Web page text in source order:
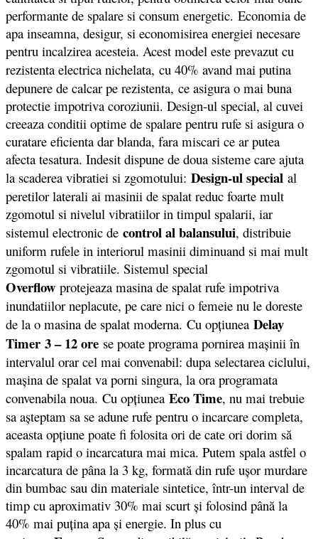
performante de spalare si consum energetic. Economia de
apa inseamna, desigur, si economisirea energiei necesare
pentru incalzirea acesteia. Acest model este prevazut cu
rezistenta electrica nichelata, cu 40% avand mai putina
depunere de calcar pe rezistenta, ce asigura o mai buna
protectie impotriva coroziunii. Design-ul special, al cuvei
creeaza conditii optime de spalare pentru rufe si asigura o
curatare eficienta dar blanda, fara miscari ce ar putea
afecta tesatura. Indesit dispune de doua sisteme care ajuta
la scaderea vibratiei si zgomotului: Design-ul special al
peretilor laterali ai masinii de spalat reduc foarte mult
zgomotul si nivelul vibratiilor in timpul spalarii, iar
sistemul electronic de control al balansului, distribuie
uniform rufele in interiorul masinii diminuand si mai mult
zgomotul si vibratiile. Sistemul special
Overflow protejeaza masina de spalat rufe impotriva
inundatiilor neplacute, pe care nici o femeie nu le doreste
de la o masina de spalat moderna. Cu opţiunea Delay
Timer 3 – 12 ore se poate programa pornirea maşinii în
intervalul orar cel mai convenabil: dupa selectarea ciclului,
maşina de spalat va porni singura, la ora programata
convenabila noua. Cu opţiunea Eco Time, nu mai trebuie
sa aşteptam sa se adune rufe pentru o incarcare completa,
aceasta opţiune poate fi folosita ori de cate ori dorim să
spalam rapid o incarcatura mai mica. Putem spala astfel o
incarcatura de pâna la 3 kg, formată din rufe uşor murdare
din bumbac sau din materiale sintetice, într-un interval de
timp cu aproximativ 30% mai scurt şi folosind până la
40% mai puţina apa şi energie. In plus cu